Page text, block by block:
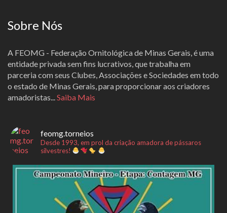
Sobre Nós
A FEOMG - Federação Ornitológica de Minas Gerais, é uma
entidade privada sem fins lucrativos, que trabalha em
parceria com seus Clubes, Associações e Sociedades em todo
o estado de Minas Gerais, para proporcionar aos criadores
amadoristas...Saiba Mais
feomg.torneios
Desde 1993, em prol da criação amadora de pássaros
silvestres!